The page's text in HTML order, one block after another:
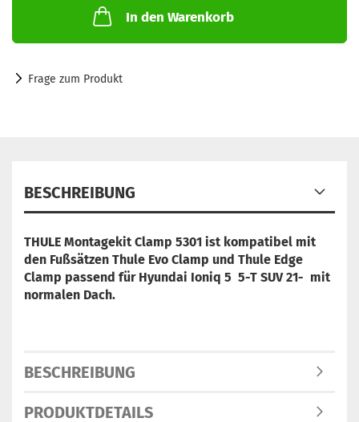
In den Warenkorb
Frage zum Produkt
BESCHREIBUNG
THULE Montagekit Clamp 5301 ist kompatibel mit
den Fußsätzen Thule Evo Clamp und Thule Edge
Clamp passend für Hyundai Ioniq 5 5-T SUV 21- mit
normalen Dach.
BESCHREIBUNG
PRODUKTDETAILS